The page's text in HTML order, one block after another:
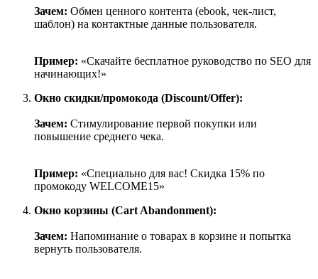
Зачем: Обмен ценного контента (ebook, чек-лист,
шаблон) на контактные данные пользователя.
Пример: «Скачайте бесплатное руководство по SEO для
начинающих!»
Окно скидки/промокода (Discount/Offer):
Зачем: Стимулирование первой покупки или
повышение среднего чека.
Пример: «Специально для вас! Скидка 15% по
промокоду WELCOME15»
Окно корзины (Cart Abandonment):
Зачем: Напоминание о товарах в корзине и попытка
вернуть пользователя.